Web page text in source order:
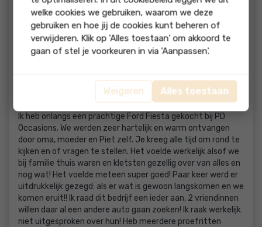
P.A. Gulpen
Ik heb onlangs een prachtige Ford Fiesta gekocht bij PD
Occasions. We werden zeer hartelijk en warm ontvangen
door oma, moeder en Piet zelf. Je kreeg alle tijd om rond te
kijken en of vragen te stellen. Het voelde werkelijk alsof we
bij familie thuis waren en kletsten gezellig over van alles en
nog wat! Het voelde meteen super goed! Paar keer werd er
uitdrukkelijk gezegd: als er wat is gewoon langskomen en we
komen eruit!! Ik raad dit bedrijf een ieder aan, 2 vriendinnen
willen daar al een andere auto gaan zoeken! Ik raak werkelijk
niet uitgesproken over hun! Heb meerdere proefritten
welke cookies we gebruiken, waarom we deze
gebruiken en hoe jij de cookies kunt beheren of
verwijderen. Klik op 'Alles toestaan' om akkoord te
gaan of stel je voorkeuren in via 'Aanpassen'.
Weigeren Alles toestaan